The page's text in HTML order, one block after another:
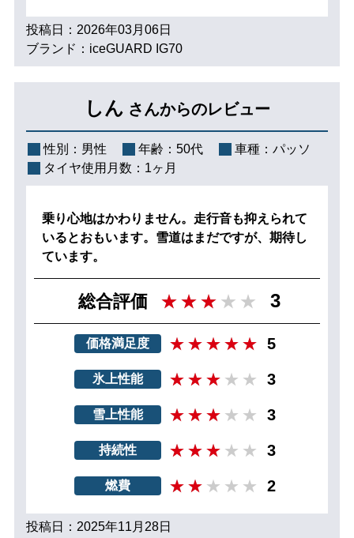
投稿日：2026年03月06日
ブランド：iceGUARD IG70
しん さんからのレビュー
性別： 男性 年齢： 50代 車種： パッソ
タイヤ使用月数： 1ヶ月
乗り心地はかわりません。走行音も抑えられて
いるとおもいます。雪道はまだですが、期待し
ています。
総合評価 3
価格満足度 5
氷上性能 3
雪上性能 3
持続性 3
燃費 2
投稿日：2025年11月28日